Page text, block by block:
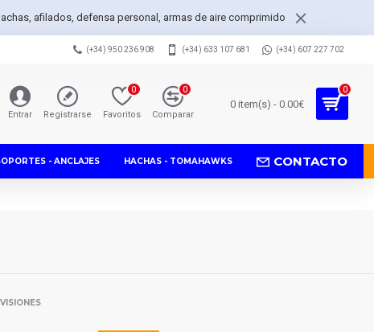
afilados, defensa personal, armas de aire comprimido
(+34) 950 236 908 (+34) 633 107 681 (+34) 607 227 702
Entrar Registrarse Favoritos
0
Comparar
0
0 item(s) - 0.00€
0
- ANCLAJES HACHAS - TOMAHAWKS CONTACTO